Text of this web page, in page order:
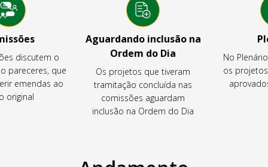
discutem o
pareceres, que
emendas ao
original
Aguardando inclusão na
Ordem do Dia
Os projetos que tiveram
tramitação concluída nas
comissões aguardam
inclusão na Ordem do Dia
No
os